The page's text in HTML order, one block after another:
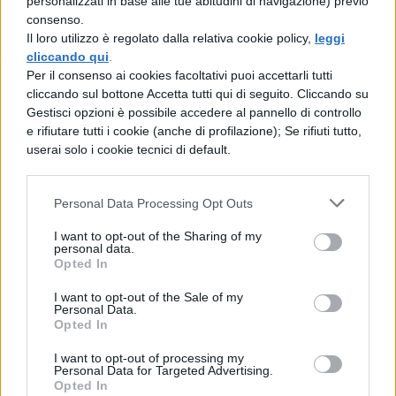
consenso.
Il loro utilizzo è regolato dalla relativa cookie policy, leggi
cliccando qui
Per il consenso ai cookies facoltativi puoi accettarli tutti
cliccando sul bottone Accetta tutti qui di seguito. Cliccando su
Gestisci opzioni è possibile accedere al pannello di controllo
e rifiutare tutti i cookie (anche di profilazione); Se rifiuti tutto,
userai solo i cookie tecnici di default.
Personal Data Processing Opt Outs
I want to opt-out of the Sharing of my
personal data.
Opted In
I want to opt-out of the Sale of my
Personal Data.
Opted In
I want to opt-out of processing my
Personal Data for Targeted Advertising.
Opted In
segregazione razziale negli Stati Uniti.
Un’azione studiata, non un caso.Il rifiuto
di Rosa Parks non fu un atto improvvisato,
ma il risultato di anni di impegno politico
contro la segregazione. Già in passato
aveva denunciato le ingiustizie sui mezzi
fu brillante: normalizzare l’episodio per
renderlo ancora più potente. “Non sono
salita su un autobus per essere arrestata,”
dichiarò “Sono salita per tornare a casa.” La
tensione sociale era infatti già alle stelle e la
comunità afroamericana aspettava solo il
momento giusto per reagire.